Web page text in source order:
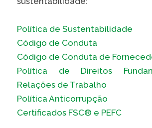
Política de Sustentabilidade
Código de Conduta
Código de Conduta de
Política de Direitos
Relações de Trabalho
Política Anticorrupção
Certificados FSC® e PEFC